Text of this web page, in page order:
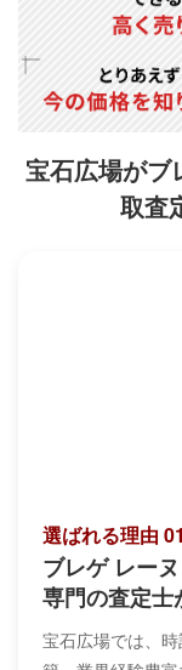
宝石広場がブ
取査
選ばれる理由 01
ブレゲ レー
専門の査定士
宝石広場では、